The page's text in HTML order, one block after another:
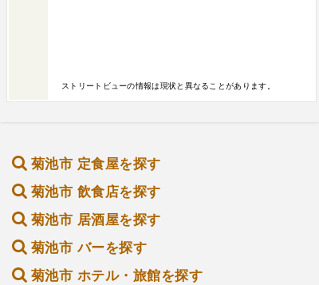
ストリートビューの情報は現状と異なることがあります。
菊池市 定食屋を探す
菊池市 飲食店を探す
菊池市 居酒屋を探す
菊池市 バーを探す
菊池市 ホテル・旅館を探す